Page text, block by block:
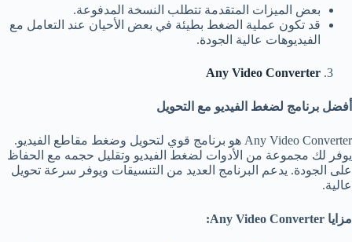
بعض الميزات المتقدمة تتطلب النسخة المدفوعة.
قد تكون عملية الضغط بطيئة في بعض الأحيان عند التعامل مع
الفيديوهات عالية الجودة.
Any Video Converter
أفضل برنامج لضغط الفيديو مع التحويل
Any Video Converter هو برنامج قوي لتحويل وضغط مقاطع الفيديو.
يوفر لك مجموعة من الأدوات لضغط الفيديو وتقليل حجمه مع الحفاظ
على الجودة. يدعم البرنامج العديد من التنسيقات ويوفر سرعة تحويل
عالية.
مزايا